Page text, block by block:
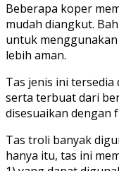
Beberapa koper
mudah diangkut.
untuk
lebih aman.
Tas jenis ini tersedia
serta terbuat dari
disesuaikan dengan
Tas troli banyak
hanya itu, tas ini